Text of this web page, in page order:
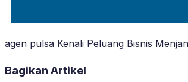
agen pulsa Kenali Peluang Bisnis
Bagikan Artikel